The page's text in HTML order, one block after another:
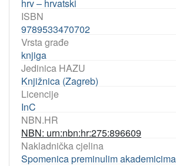
hrv – hrvatski
ISBN
9789533470702
Vrsta građe
knjiga
Jedinica HAZU
Knjižnica (Zagreb)
Licencije
InC
NBN.HR
NBN: urn:nbn:hr:275:896609
Nakladnička cjelina
Spomenica preminulim akademicima